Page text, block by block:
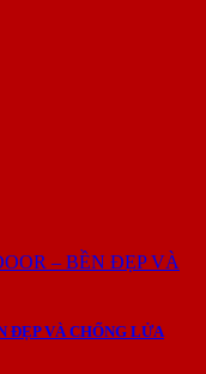
ĐẸP VÀ CHỐNG LỬA